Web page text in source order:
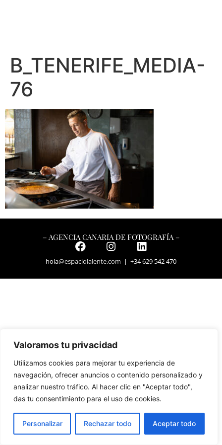
Valoramos tu privacidad
Utilizamos cookies para mejorar tu experiencia de
navegación, ofrecer anuncios o contenido personalizado y
analizar nuestro tráfico. Al hacer clic en "Aceptar todo",
das tu consentimiento para el uso de cookies.
Personalizar Rechazar todo Aceptar todo
B_TENERIFE_MEDIA-
76
– AGENCIA CANARIA DE FOTOGRAFÍA –
hola@espaciolalente.com | +34 629 542 470